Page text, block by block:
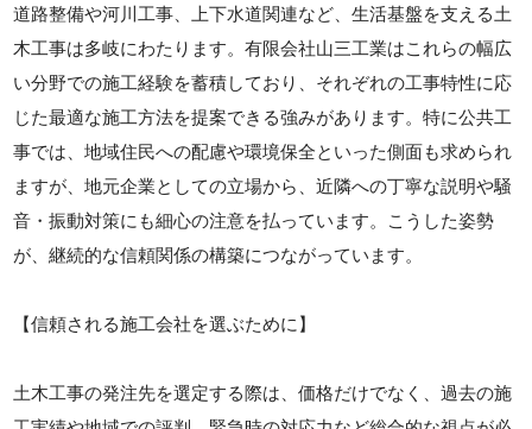
道路整備や河川工事、上下水道関連など、生活基盤を支える土
木工事は多岐にわたります。有限会社山三工業はこれらの幅広
い分野での施工経験を蓄積しており、それぞれの工事特性に応
じた最適な施工方法を提案できる強みがあります。特に公共工
事では、地域住民への配慮や環境保全といった側面も求められ
ますが、地元企業としての立場から、近隣への丁寧な説明や騒
音・振動対策にも細心の注意を払っています。こうした姿勢
が、継続的な信頼関係の構築につながっています。
【信頼される施工会社を選ぶために】
土木工事の発注先を選定する際は、価格だけでなく、過去の施